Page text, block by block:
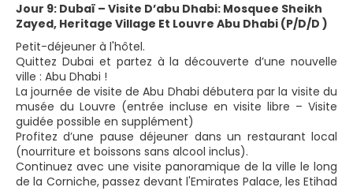
Jour 9: Dubaï – Visite D’abu Dhabi: Mosquee Sheikh
Zayed, Heritage Village Et Louvre Abu Dhabi (P/D/D )
Petit-déjeuner à l'hôtel.
Quittez Dubai et partez à la découverte d’une nouvelle
ville : Abu Dhabi !
La journée de visite de Abu Dhabi débutera par la visite du
musée du Louvre (entrée incluse en visite libre – Visite
guidée possible en supplément)
Profitez d’une pause déjeuner dans un restaurant local
(nourriture et boissons sans alcool inclus).
Continuez avec une visite panoramique de la ville le long
de la Corniche, passez devant l'Emirates Palace, les Etihad